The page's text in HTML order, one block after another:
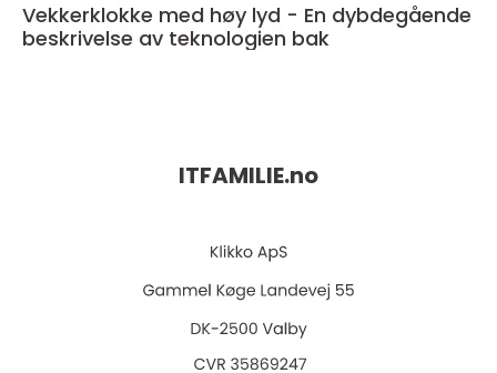
Vekkerklokke med høy lyd - En dybdegående
beskrivelse av teknologien bak
ITFAMILIE.no